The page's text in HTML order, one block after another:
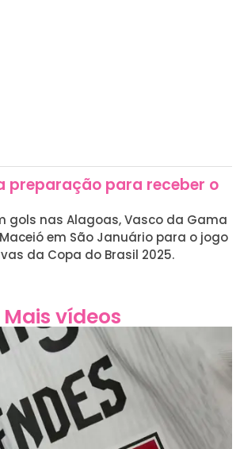
preparação para receber o
gols nas Alagoas, Vasco da Gama
em São Januário para o jogo
da Copa do Brasil 2025.
Mais vídeos